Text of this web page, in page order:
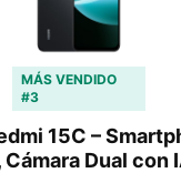
MÁS VENDIDO
#3
15C –
Dual con